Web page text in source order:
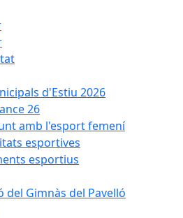
d'Estiu 2026
26
amb l'esport femení
esportives
esportius
del Gimnàs del Pavelló